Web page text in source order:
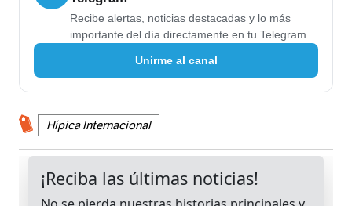
Recibe alertas, noticias destacadas y lo más
importante del día directamente en tu Telegram.
Unirme al canal
Hípica Internacional